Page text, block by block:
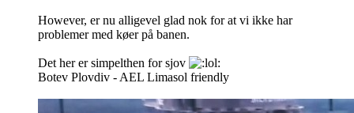
However, er nu alligevel glad nok for at vi ikke har
problemer med køer på banen.
Det her er simpelthen for sjov
Botev Plovdiv - AEL Limasol friendly